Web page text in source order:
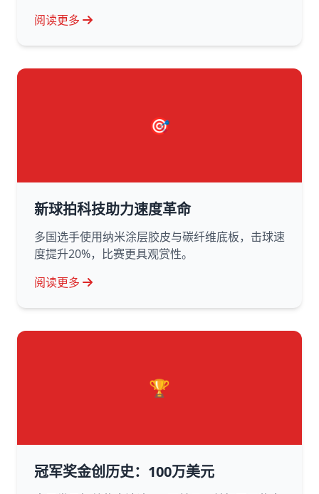
阅读更多
🎯
新球拍科技助力速度革命
多国选手使用纳米涂层胶皮与碳纤维底板，击球速
度提升20%，比赛更具观赏性。
阅读更多
🏆
冠军奖金创历史：100万美元